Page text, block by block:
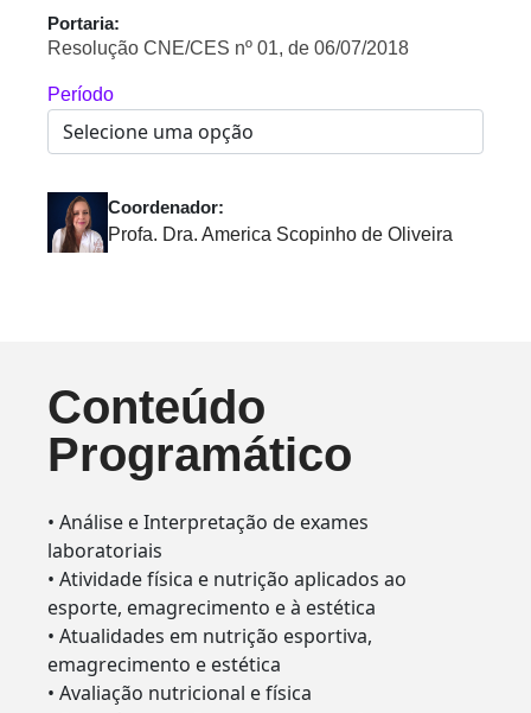
Portaria:
Resolução CNE/CES nº 01, de 06/07/2018
Período
Coordenador:
Profa. Dra. America Scopinho de Oliveira
Conteúdo
Programático
• Análise e Interpretação de exames
laboratoriais
• Atividade física e nutrição aplicados ao
esporte, emagrecimento e à estética
• Atualidades em nutrição esportiva,
emagrecimento e estética
• Avaliação nutricional e física